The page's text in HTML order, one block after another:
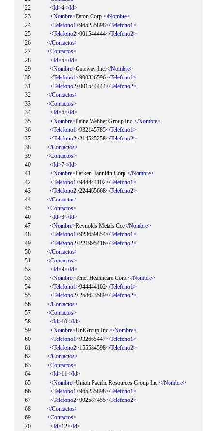
<Id>4</Id>
<Nombre>Eaton Corp.</Nombre>
<Telefono1>965235898</Telefono1>
<Telefono2>001544444</Telefono2>
</Contactos>
<Contactos>
<Id>5</Id>
<Nombre>Gateway Inc.</Nombre>
<Telefono1>900326596</Telefono1>
<Telefono2>001544444</Telefono2>
</Contactos>
<Contactos>
<Id>6</Id>
<Nombre>Paine Webber Group Inc.</Nombre>
<Telefono1>932145785</Telefono1>
<Telefono2>214585258</Telefono2>
</Contactos>
<Contactos>
<Id>7</Id>
<Nombre>Parker Hannifin Corp.</Nombre>
<Telefono1>944444102</Telefono1>
<Telefono2>224465668</Telefono2>
</Contactos>
<Contactos>
<Id>8</Id>
<Nombre>Reynolds Metals Co.</Nombre>
<Telefono1>923659854</Telefono1>
<Telefono2>221995416</Telefono2>
</Contactos>
<Contactos>
<Id>9</Id>
<Nombre>Tenet Healthcare Corp.</Nombre>
<Telefono1>944444102</Telefono1>
<Telefono2>258623589</Telefono2>
</Contactos>
<Contactos>
<Id>10</Id>
<Nombre>UniGroup Inc.</Nombre>
<Telefono1>932665447</Telefono1>
<Telefono2>155584598</Telefono2>
</Contactos>
<Contactos>
<Id>11</Id>
<Nombre>Union Pacific Resources Group Inc.</Nombre>
<Telefono1>965235898</Telefono1>
<Telefono2>002587455</Telefono2>
</Contactos>
<Contactos>
<Id>12</Id>